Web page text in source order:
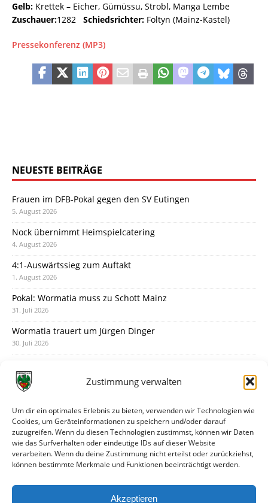
Zustimmung verwalten
Um dir ein optimales Erlebnis zu bieten, verwenden wir Technologien wie
Cookies, um Geräteinformationen zu speichern und/oder darauf
zuzugreifen. Wenn du diesen Technologien zustimmst, können wir Daten
wie das Surfverhalten oder eindeutige IDs auf dieser Website
verarbeiten. Wenn du deine Zustimmung nicht erteilst oder zurückziehst,
können bestimmte Merkmale und Funktionen beeinträchtigt werden.
Akzeptieren
Gelb: Krettek – Eicher, Gümüssu, Strobl, Manga Lembe
Zuschauer:1282 Schiedsrichter: Foltyn (Mainz-Kastel)
Pressekonferenz (MP3)
NEUESTE BEITRÄGE
Frauen im DFB-Pokal gegen den SV Eutingen
5. August 2026
Nock übernimmt Heimspielcatering
4. August 2026
4:1-Auswärtssieg zum Auftakt
1. August 2026
Pokal: Wormatia muss zu Schott Mainz
31. Juli 2026
Wormatia trauert um Jürgen Dinger
30. Juli 2026
28. Juli 2026
28. Juli 2026
Neue Podcast-Folge: So tickt Björn!
27. Juli 2026
Eindrücke vom Stadionfest
Unterhaltsamer Abschlusstest mit später Niederlage